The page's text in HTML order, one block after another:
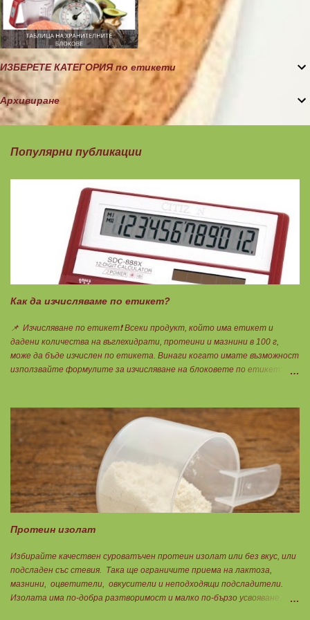
ИЗБЕРЕТЕ КАТЕГОРИЯ по етикети
Архивиране
Популярни публикации
Как да изчисляваме по етикет?
📌 Изчисляване по етикет❗ Всеки продукт, който има етикет и
дадени количества на въглехидрати, протеини и мазнини в 100 г,
може да бъде изчислен по етикета. Винаги когато имате възможност
използвайте формулите за изчисляване на блоковете по етикет:
въглехидрати в 100 г = количеството въглехидрати за 1 блок.
Мазнини: 150 : количеството мазнини в 100 г продукт = мазнините за
1 блок.
Протеин изолат
Избирайте качествен суроватъчен протеин изолат или без вкус, или
подсладен със стевия. Така ще ограничите приема на лактоза,
мазнини, оцветители, овкусители и неподходящи подсладители.
Изолата има по-добра разтворимост и малко по-бързо усвояване.